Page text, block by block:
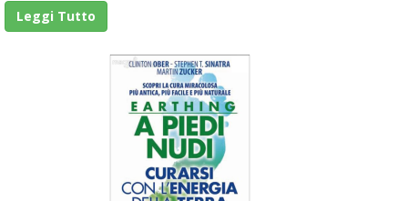
Leggi Tutto